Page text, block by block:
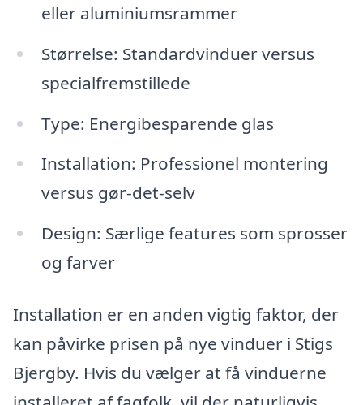
eller aluminiumsrammer
Størrelse: Standardvinduer versus
specialfremstillede
Type: Energibesparende glas
Installation: Professionel montering
versus gør-det-selv
Design: Særlige features som sprosser
og farver
Installation er en anden vigtig faktor, der
kan påvirke prisen på nye vinduer i Stigs
Bjergby. Hvis du vælger at få vinduerne